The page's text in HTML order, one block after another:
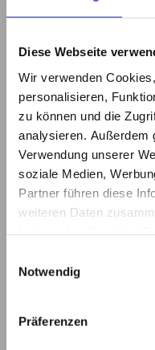
Diese Webseite
Wir verwenden
personalisieren,
zu können und die
analysieren. Außerdem
Verwendung unserer
soziale Medien,
Partner führen diese
weiteren Daten
Notwendig
Präferenzen
Optional for families/
equipment:
What else can we do for